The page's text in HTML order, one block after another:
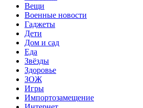
Вещи
Военные новости
Гаджеты
Дети
Дом и сад
Еда
Звёзды
Здоровье
ЗОЖ
Игры
Импортозамещение